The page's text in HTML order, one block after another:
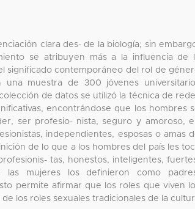
clara des- de la biología; sin
se atribuyen más a la influencia de
significado contemporáneo del rol de
muestra de 300 jóvenes
de datos se utilizó la técnica de
encontrándose que los hombres
ser profesio- nista, seguro y amoroso,
independientes, esposas o amas
de lo que a los hombres del país les
tas, honestos, inteligentes,
las mujeres los definieron como
permite afirmar que los roles que viven
los roles sexuales tradicionales de la